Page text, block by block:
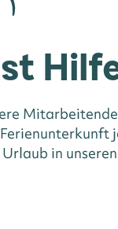
in unseren